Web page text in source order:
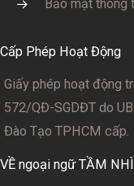
Bảo mật thông
Cấp Phép Hoạt Động
Giấy phép hoạt động
572/QĐ-SGDĐT do
Đào Tạo TPHCM cấp.
VỀ ngoại ngữ TẦM